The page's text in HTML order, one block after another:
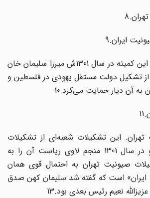
ایران.9
ـ کمیته ترقی. رئیس این کمیته در سال 1301ش میرزا سلیمان خان
تشکیل دولت مستقل یهودی در فلسطین و
آن دیار حمایت می‌کرد.10
این تشکیلات شعبه‌ای از تشکیلات
صیونیت لندن بود و در سال 1301 منجم لاوی ریاست آن را به
تشکیلات صیونیت تهران به احتمال قوی همان
است که گفته شد سلیمان کهن صدق
نعیم رئیس بعدی بود.13